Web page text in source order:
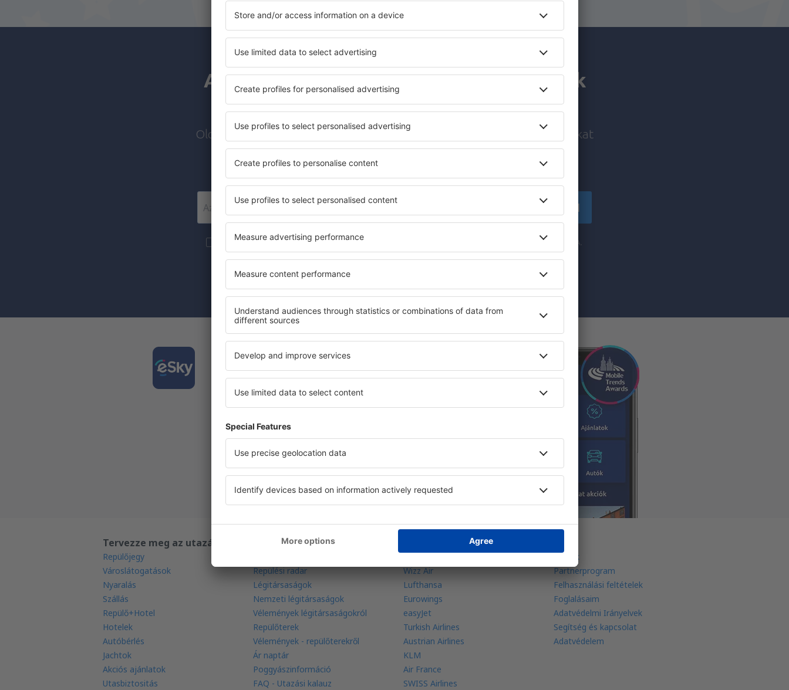
A hírlevélre feliratkozók többet utaznak
kevesebbért
Olcsó járatok, városlátogatás, nyaralás – kapjon egyedi utazási ajánlatokat
mindenki más előtt.
Csak a legjobbakat küldjük, az utazók becsszavára!
Iratkozzon fel
Szeretnék kedvezőbb árakat kapni bizonyos utazásokra,
és hozzájárulok ahhoz, hogy az eSky.pl S.A.
marketinginformációkat küldjön az általam megadott e-mail-címre.
A jelölőnégyzet megjelölésével, az email cím megadásával és az „Iratkozzon fel” kiválasztásával
Töltse le az alkalmazásunkat
és tervezze meg az útjait
kényelmesen
A legjobb értékelésű alkalmazás az utazási kategóriában
Új napi ajánlatok a kezénél
Minden foglalása egy helyen
Tervezze meg az utazást
Repülőjegy
Városlátogatások
Nyaralás
Szállás
Repülő+Hotel
Hotelek
Autóbérlés
Jachtok
Akciós ajánlatok
Utasbiztositás
Tudjon meg többet
Repülési radar
Légitársaságok
Nemzeti légitársaságok
Vélemények légitársaságokról
Repülőterek
Vélemények - repülőterekről
Ár naptár
Poggyászinformáció
FAQ - Utazási kalauz
Légitársaságok
Ryanair
Wizz Air
Lufthansa
Eurowings
easyJet
Turkish Airlines
Austrian Airlines
KLM
Air France
SWISS Airlines
Rólunk
Partnerprogram
Felhasználási feltételek
Foglalásaim
Adatvédelmi Irányelvek
Segítség és kapcsolat
Adatvédelem